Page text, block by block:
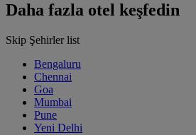
Daha fazla otel keşfedin
Skip Şehirler list
Bengaluru
Chennai
Goa
Mumbai
Pune
Yeni Delhi